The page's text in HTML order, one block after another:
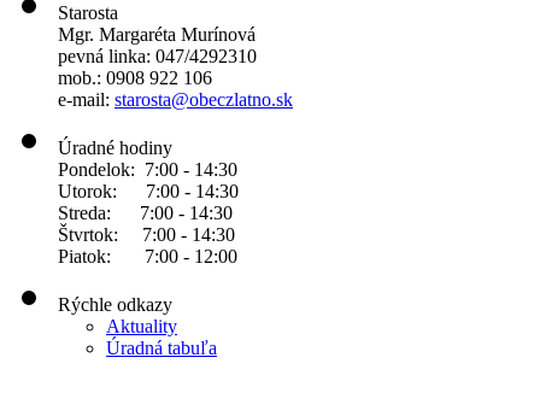
Starosta
Mgr. Margaréta Murínová
pevná linka: 047/4292310
mob.: 0908 922 106
e-mail: starosta@obeczlatno.sk
Úradné hodiny
Pondelok: 7:00 - 14:30
Utorok: 7:00 - 14:30
Streda: 7:00 - 14:30
Štvrtok: 7:00 - 14:30
Piatok: 7:00 - 12:00
Rýchle odkazy
Aktuality
Úradná tabuľa